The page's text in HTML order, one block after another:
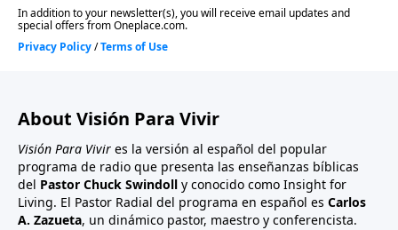
About Visión Para Vivir
Visión Para Vivir es la versión al español del popular
programa de radio que presenta las enseñanzas bíblicas
del Pastor Chuck Swindoll y conocido como Insight for
Living. El Pastor Radial del programa en español es Carlos
A. Zazueta, un dinámico pastor, maestro y conferencista.